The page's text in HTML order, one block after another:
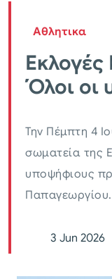
Αθλητικα
Όλοι οι
Την Πέμπτη 4
σωματεία της
υποψήφιους
Παπαγεωργίου.
3 Jun 2026